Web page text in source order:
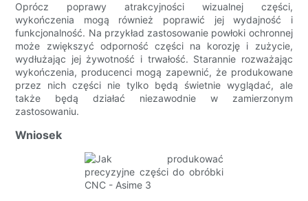
Oprócz poprawy atrakcyjności wizualnej części,
wykończenia mogą również poprawić jej wydajność i
funkcjonalność. Na przykład zastosowanie powłoki ochronnej
może zwiększyć odporność części na korozję i zużycie,
wydłużając jej żywotność i trwałość. Starannie rozważając
wykończenia, producenci mogą zapewnić, że produkowane
przez nich części nie tylko będą świetnie wyglądać, ale
także będą działać niezawodnie w zamierzonym
zastosowaniu.
Wniosek